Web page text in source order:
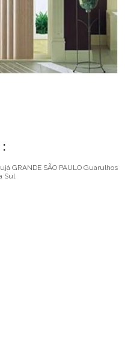
GRANDE SÃO PAULO Guarulhos
Sul